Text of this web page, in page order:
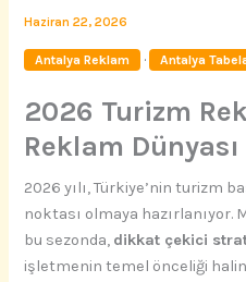
Haziran 22, 2026
Antalya Reklam · Antalya
2026 Turizm
Reklam Dünyası
2026 yılı, Türkiye’nin turizm
noktası olmaya
bu sezonda, dikkat çekici
işletmenin temel önceliği